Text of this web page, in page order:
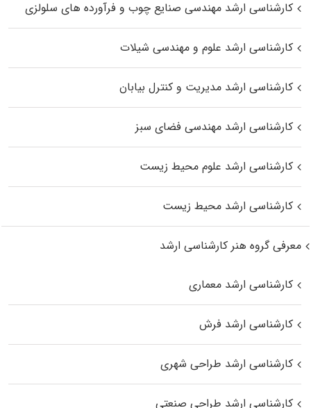
کارشناسی ارشد مهندسی صنایع چوب و فرآورده‌ های سلولزی
کارشناسی ارشد علوم و مهندسی شیلات
کارشناسی ارشد مدیریت و کنترل بیابان
کارشناسی ارشد مهندسی فضای سبز
کارشناسی ارشد علوم محیط‌ زیست
کارشناسی ارشد محیط زیست
معرفی گروه هنر کارشناسی ارشد
کارشناسی ارشد معماری
کارشناسی ارشد فرش
کارشناسی ارشد طراحی شهری
کارشناسی ارشد طراحی صنعتی